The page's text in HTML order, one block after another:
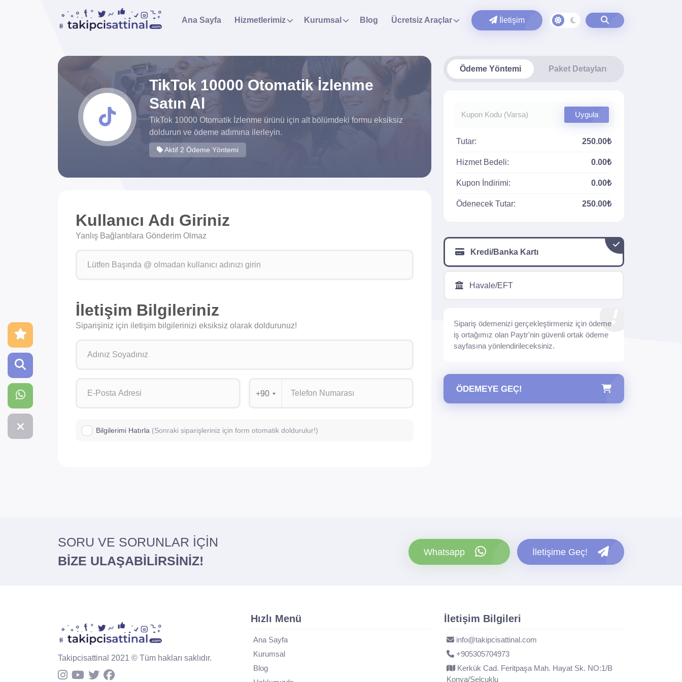
Ana Sayfa Hizmetlerimiz Kurumsal Blog Ücretsiz Araçlar İletişim
TikTok 10000 Otomatik İzlenme
Satın Al
TikTok 10000 Otomatik İzlenme ürünü için alt bölümdeki formu eksiksiz
doldurun ve ödeme adımına ilerleyin.
Aktif 2 Ödeme Yöntemi
Kullanıcı Adı Giriniz
Yanlış Bağlantılara Gönderim Olmaz
İletişim Bilgileriniz
Siparişiniz için iletişim bilgilerinizi eksiksiz olarak doldurunuz!
+90
Bilgilerimi Hatırla (Sonraki siparişleriniz için form otomatik doldurulur!)
Ödeme Yöntemi Paket Detayları
Uygula
Tutar: 250.00₺
Hizmet Bedeli: 0.00₺
Kupon İndirimi: 0.00₺
Ödenecek Tutar: 250.00₺
Kredi/Banka Kartı
Havale/EFT
Sipariş ödemenizi gerçekleştirmeniz için ödeme
iş ortağımız olan Paytr'nin güvenli ortak ödeme
sayfasına yönlendirileceksiniz.
ÖDEMEYE GEÇ!
SORU VE SORUNLAR İÇİN
BİZE ULAŞABİLİRSİNİZ!
Whatsapp İletişime Geç!
Takipcisattinal 2021 © Tüm hakları saklıdır.
Hızlı Menü
Ana Sayfa
Kurumsal
Blog
İletişim Bilgileri
info@takipcisattinal.com
+905305704973
Kerkük Cad. Feritpaşa Mah. Hayat Sk. NO:1/B
Konya/Selçuklu